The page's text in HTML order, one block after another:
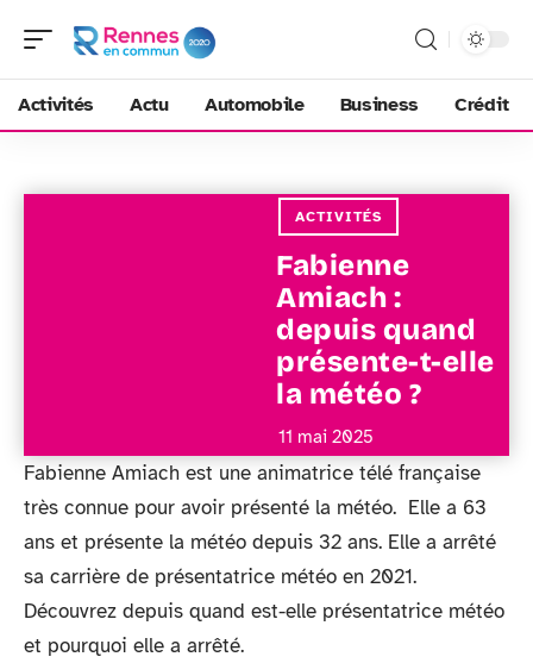
Activités Actu Automobile Business Crédit
ACTIVITÉS
Fabienne
Amiach :
depuis quand
présente-t-elle
la météo ?
11 mai 2025
Fabienne Amiach est une animatrice télé française
très connue pour avoir présenté la météo. Elle a 63
ans et présente la météo depuis 32 ans. Elle a arrêté
sa carrière de présentatrice météo en 2021.
Découvrez depuis quand est-elle présentatrice météo
et pourquoi elle a arrêté.